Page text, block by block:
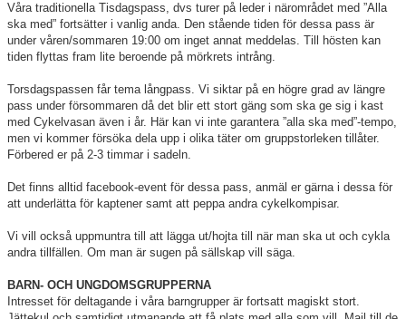
Våra traditionella Tisdagspass, dvs turer på leder i närområdet med ”Alla
ska med” fortsätter i vanlig anda. Den stående tiden för dessa pass är
under våren/sommaren 19:00 om inget annat meddelas. Till hösten kan
tiden flyttas fram lite beroende på mörkrets intrång.
Torsdagspassen får tema långpass. Vi siktar på en högre grad av längre
pass under försommaren då det blir ett stort gäng som ska ge sig i kast
med Cykelvasan även i år. Här kan vi inte garantera ”alla ska med”-tempo,
men vi kommer försöka dela upp i olika täter om gruppstorleken tillåter.
Förbered er på 2-3 timmar i sadeln.
Det finns alltid facebook-event för dessa pass, anmäl er gärna i dessa för
att underlätta för kaptener samt att peppa andra cykelkompisar.
Vi vill också uppmuntra till att lägga ut/hojta till när man ska ut och cykla
andra tillfällen. Om man är sugen på sällskap vill säga.
BARN- OCH UNGDOMSGRUPPERNA
Intresset för deltagande i våra barngrupper är fortsatt magiskt stort.